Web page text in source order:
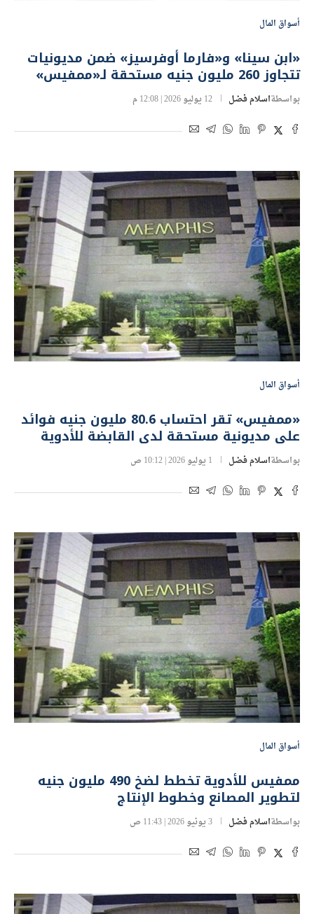
أسواق المال
«ابن سينا» و«فارما أوفرسيز» ضمن مديونيات
تتجاوز 260 مليون جنيه مستحقة لـ«ممفيس»
بواسطةاسلام فضل 12 يوليو 2026 | 12:08 م
أسواق المال
«ممفيس» تقر احتساب 80.6 مليون جنيه فوائد
على مديونية مستحقة لدى القابضة للأدوية
بواسطةاسلام فضل 1 يوليو 2026 | 10:12 ص
أسواق المال
ممفيس للأدوية تخطط لضخ 490 مليون جنيه
لتطوير المصانع وخطوط الإنتاج
بواسطةاسلام فضل 3 يونيو 2026 | 11:43 ص